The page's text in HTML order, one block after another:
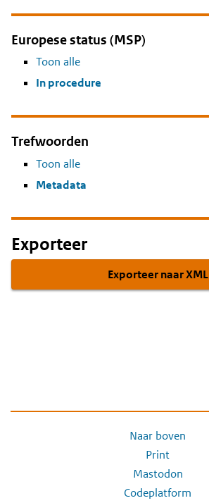
Europese status (MSP)
Toon alle
In procedure
Trefwoorden
Toon alle
Metadata
Exporteer
Exporteer naar XML
Naar boven
Print
Mastodon
Codeplatform